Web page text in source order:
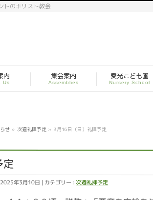
トのキリスト教会
内
Us
集会案内
Assemblies
愛光こども園
Nursery School
せ » 次週礼拝予定 » 3月16日（日）礼拝予定
年3月10日 カテゴリー :次週礼拝予定